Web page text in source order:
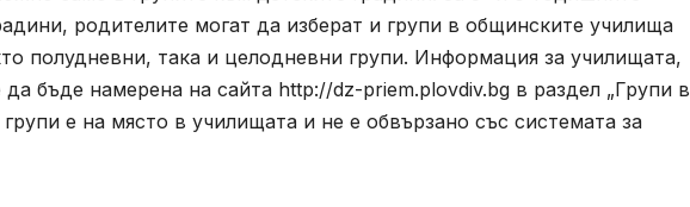
родителите могат да изберат и групи в общинските училища
полудневни, така и целодневни групи. Информация за училищата,
бъде намерена на сайта http://dz-priem.plovdiv.bg в раздел „Групи в
е на място в училищата и не е обвързано със системата за